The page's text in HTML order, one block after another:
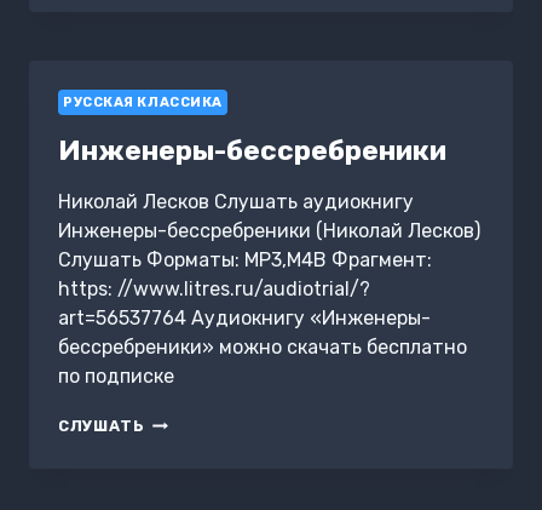
РУССКАЯ КЛАССИКА
Инженеры-бессребреники
Николай Лесков Слушать аудиокнигу
Инженеры-бессребреники (Николай Лесков)
Слушать Форматы: MP3,M4B Фрагмент:
https: //www.litres.ru/audiotrial/?
art=56537764 Аудиокнигу «Инженеры-
бессребреники» можно скачать бесплатно
по подписке
СЛУШАТЬ ИНЖЕНЕРЫ-